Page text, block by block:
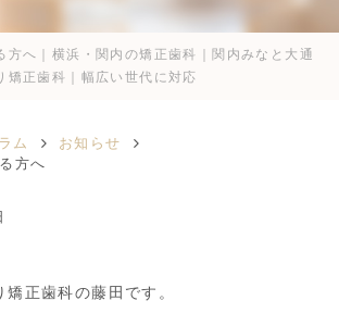
方へ｜横浜・関内の矯正歯科｜関内みなと大通
矯正歯科｜幅広い世代に対応
ム
お知らせ
方へ
正歯科の藤田です。